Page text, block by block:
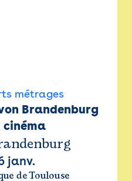
métrages
Brandenburg
janv.
de Toulouse